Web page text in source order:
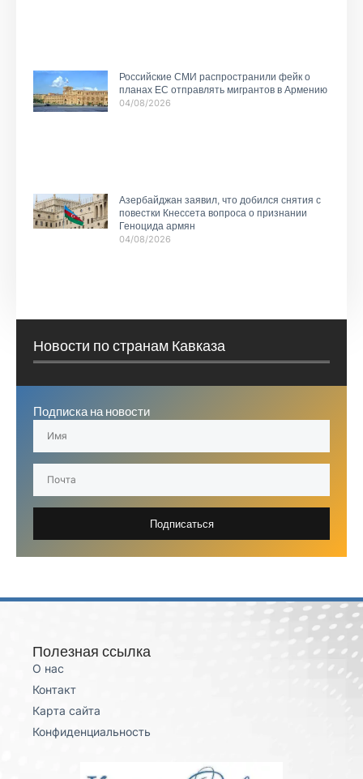
Российские СМИ распространили фейк о
планах ЕС отправлять мигрантов в Армению
04/08/2026
Азербайджан заявил, что добился снятия с
повестки Кнессета вопроса о признании
Геноцида армян
04/08/2026
Новости по странам Кавказа
Подписка на новости
Подписаться
Полезная ссылка
О нас
Контакт
Карта сайта
Конфиденциальность